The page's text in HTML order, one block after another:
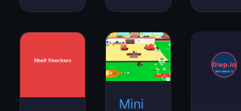
Mini